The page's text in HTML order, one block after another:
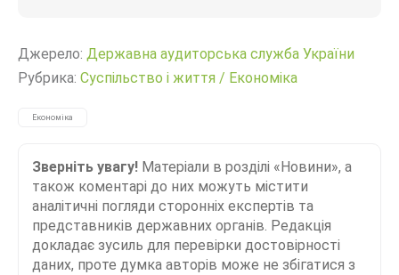
Джерело: Державна аудиторська служба України
Рубрика: Суспільство і життя / Економіка
Економіка
Зверніть увагу! Матеріали в розділі «Новини», а
також коментарі до них можуть містити
аналітичні погляди сторонніх експертів та
представників державних органів. Редакція
докладає зусиль для перевірки достовірності
даних, проте думка авторів може не збігатися з